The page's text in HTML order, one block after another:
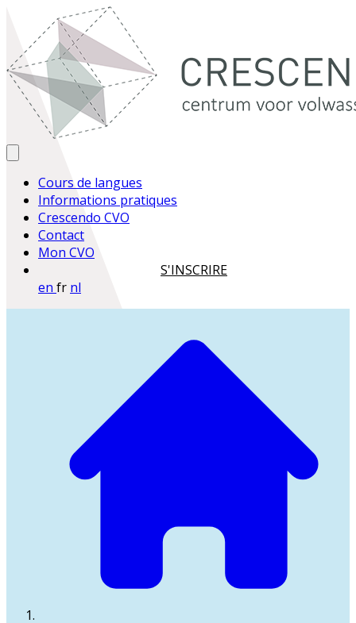
Cours de langues
Informations pratiques
Crescendo CVO
Contact
Mon CVO
S'INSCRIRE
en fr nl